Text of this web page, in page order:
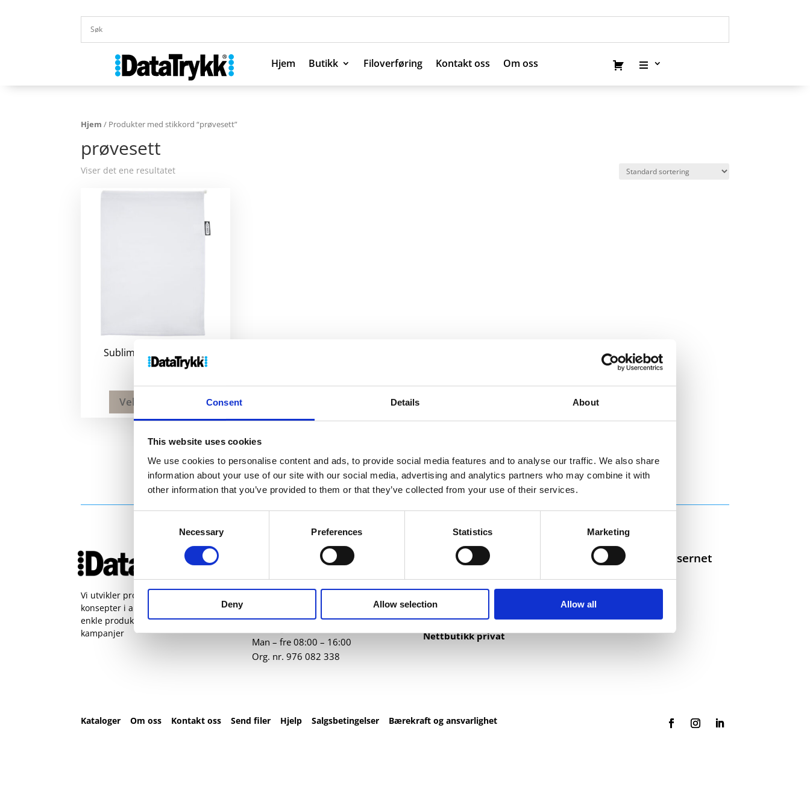
Consent Details About
This website uses cookies
We use cookies to personalise content and ads, to provide social media features and to analyse our traffic. We also share
information about your use of our site with our social media, advertising and analytics partners who may combine it with
other information that you’ve provided to them or that they’ve collected from your use of their services.
Necessary Preferences Statistics Marketing
Deny Allow selection Allow all
Hjem Butikk Filoverføring Kontakt oss Om oss
Hjem Butikk Filoverføring Kontakt oss Om oss
Hjem / Produkter med stikkord “prøvesett”
prøvesett
Viser det ene resultatet
Sublimationsprøvesett
112kr
Velg alternativ
Vi utvikler produkter og
konsepter i alle kanaler – Alt fra
enkle produkter til sammensatte
kampanjer
post@datatrykk.no
Kvalebergveien 21
Man – fre 08:00 – 16:00
Org. nr. 976 082 338
Nettbutikk
Kataloger
Trykksaker
Klær
Nettbutikk privat
Selskaper i konsernet
Kataloger Om oss Kontakt oss Send filer HjelpSalgsbetingelser Bærekraft og ansvarlighet